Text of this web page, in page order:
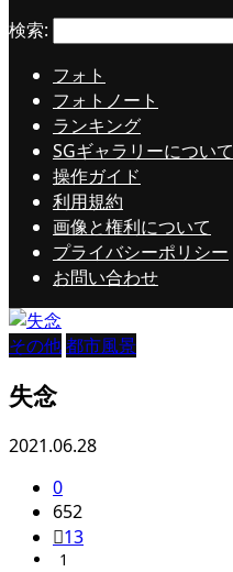
フォト
フォトノート
ランキング
SGギャラリーについて
操作ガイド
利用規約
画像と権利について
プライバシーポリシー
お問い合わせ
検索:
その他都市風景
失念
2021.06.28
0
652
13
1